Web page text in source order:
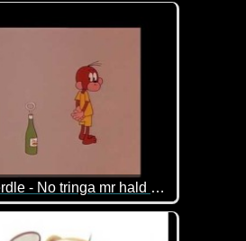
uns alle. Ob wir nun
Äffle und Pferdle - No tringa mr hald heut nix
Schwaben: "Dann trinken wir heute